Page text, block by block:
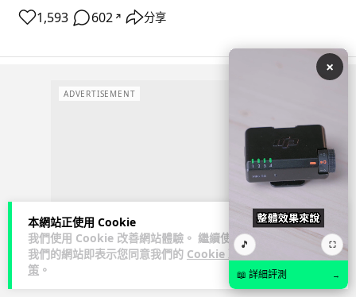
本網站正使用 Cookie
我們使用 Cookie 改善網站體驗。 繼續使用
我們的網站即表示您同意我們的 Cookie 政
策 。
1,593 602 ↗ 分享
ADVERTISEMENT
×
🎵 ⛶
📖 詳細評測 →